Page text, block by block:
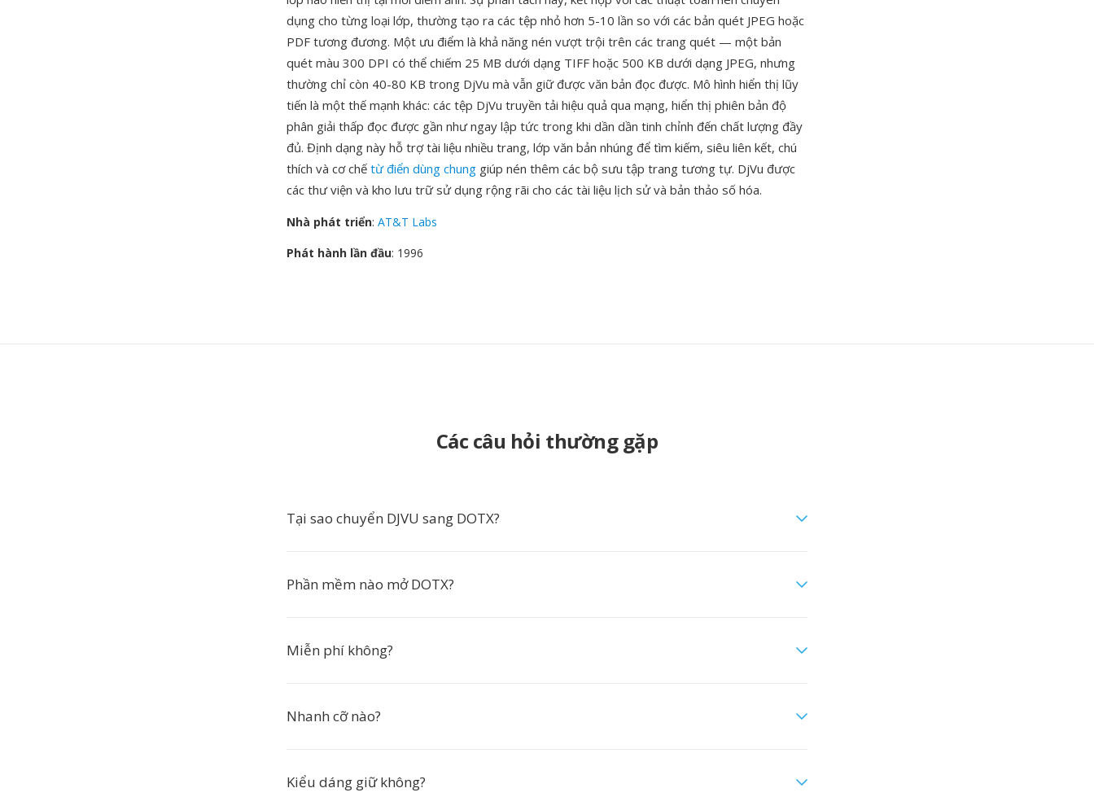
dụng cho từng loại lớp, thường tạo ra các tệp nhỏ hơn 5-10 lần so với các bản quét JPEG hoặc
PDF tương đương. Một ưu điểm là khả năng nén vượt trội trên các trang quét — một bản
quét màu 300 DPI có thể chiếm 25 MB dưới dạng TIFF hoặc 500 KB dưới dạng JPEG, nhưng
thường chỉ còn 40-80 KB trong DjVu mà vẫn giữ được văn bản đọc được. Mô hình hiển thị lũy
tiến là một thế mạnh khác: các tệp DjVu truyền tải hiệu quả qua mạng, hiển thị phiên bản độ
phân giải thấp đọc được gần như ngay lập tức trong khi dần dần tinh chỉnh đến chất lượng đầy
đủ. Định dạng này hỗ trợ tài liệu nhiều trang, lớp văn bản nhúng để tìm kiếm, siêu liên kết, chú
thích và cơ chế từ điển dùng chung giúp nén thêm các bộ sưu tập trang tương tự. DjVu được
các thư viện và kho lưu trữ sử dụng rộng rãi cho các tài liệu lịch sử và bản thảo số hóa.
Nhà phát triển: AT&T Labs
Phát hành lần đầu: 1996
Các câu hỏi thường gặp
Tại sao chuyển DJVU sang DOTX?
Phần mềm nào mở DOTX?
Miễn phí không?
Nhanh cỡ nào?
Kiểu dáng giữ không?